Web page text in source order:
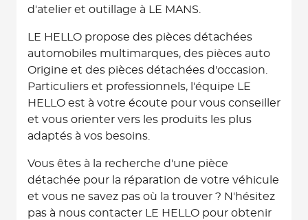
d'atelier et outillage à LE MANS.
LE HELLO propose des pièces détachées
automobiles multimarques, des pièces auto
Origine et des pièces détachées d'occasion.
Particuliers et professionnels, l'équipe LE
HELLO est à votre écoute pour vous conseiller
et vous orienter vers les produits les plus
adaptés à vos besoins.
Vous êtes à la recherche d'une pièce
détachée pour la réparation de votre véhicule
et vous ne savez pas où la trouver ? N'hésitez
pas à nous contacter LE HELLO pour obtenir